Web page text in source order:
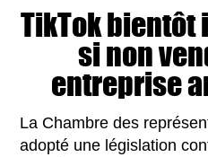
TikTok bientôt
si non
entreprise
La Chambre des
adopté une législation